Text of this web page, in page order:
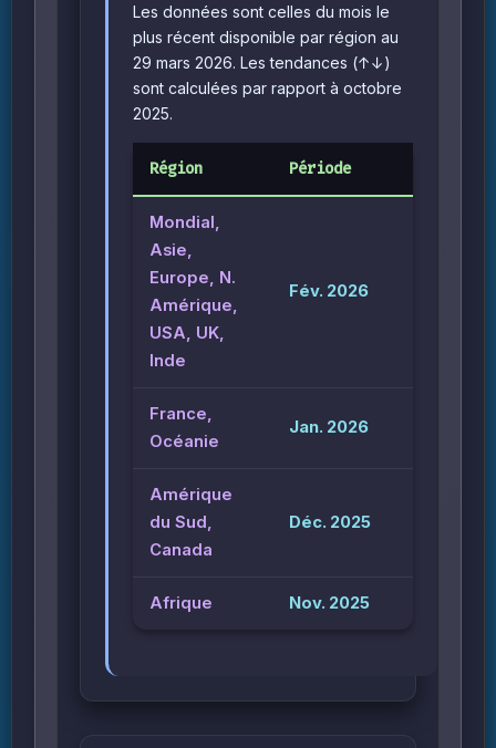
Les données sont celles du mois le
plus récent disponible par région au
29 mars 2026. Les tendances (↑↓)
sont calculées par rapport à octobre
2025.
Région Période
Mondial,
Asie,
Europe, N.
Amérique,
USA, UK,
Inde
Fév. 2026
France,
Océanie
Jan. 2026
Amérique
du Sud,
Canada
Déc. 2025
Afrique Nov. 2025